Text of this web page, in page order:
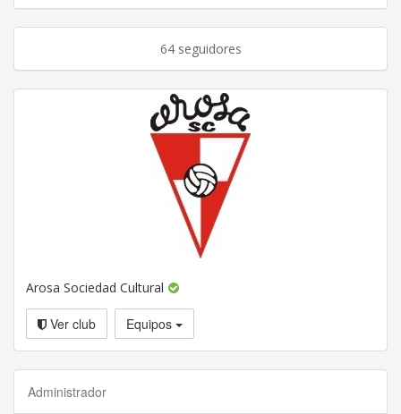
64 seguidores
Arosa Sociedad Cultural
Ver club Equipos
Administrador